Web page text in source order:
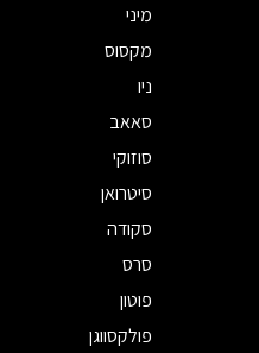
מיני
מקסוס
ניו
סאאב
סוזוקי
סיטרואן
סקודה
סרס
פוטון
פולקסווגן